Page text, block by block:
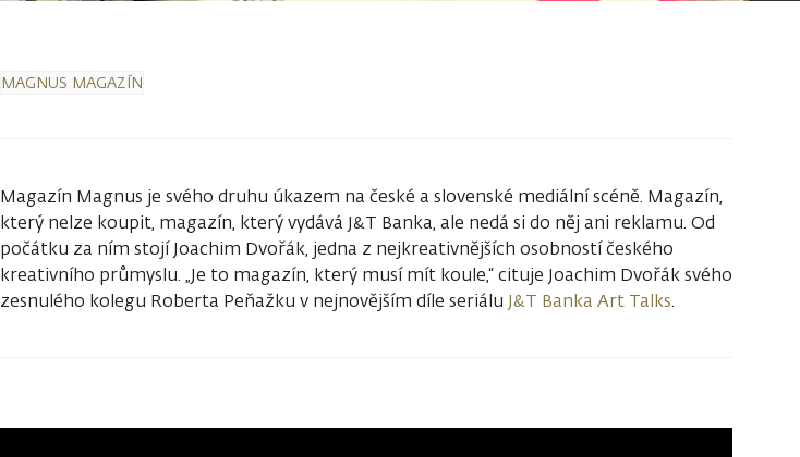
MAGNUS MAGAZÍN
Magazín Magnus je svého druhu úkazem na české a slovenské mediální scéně. Magazín,
který nelze koupit, magazín, který vydává J&T Banka, ale nedá si do něj ani reklamu. Od
počátku za ním stojí Joachim Dvořák, jedna z nejkreativnějších osobností českého
kreativního průmyslu. „Je to magazín, který musí mít koule,“ cituje Joachim Dvořák svého
zesnulého kolegu Roberta Peňažku v nejnovějším díle seriálu J&T Banka Art Talks.